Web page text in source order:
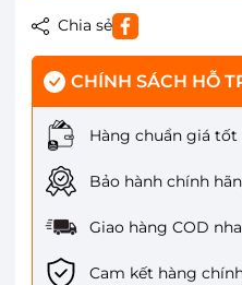
Chia sẻ
CHÍNH SÁCH HỖ
Hàng chuẩn giá tốt
Bảo hành chính
Giao hàng COD
Cam kết hàng